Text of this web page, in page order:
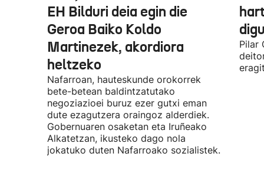
EH Bilduri deia egin die
Geroa Baiko Koldo
Martinezek, akordiora
heltzeko
Nafarroan, hauteskunde orokorrek
bete-betean baldintzatutako
negoziazioei buruz ezer gutxi eman
dute ezagutzera oraingoz alderdiek.
Gobernuaren osaketan eta Iruñeako
Alkatetzan, ikusteko dago nola
jokatuko duten Nafarroako sozialistek.
Pilar